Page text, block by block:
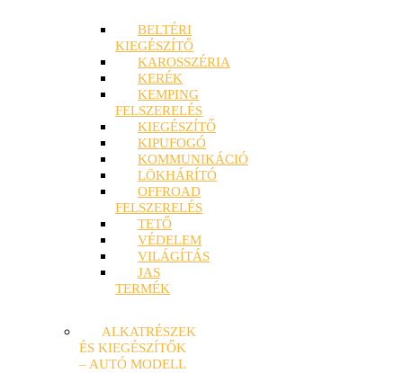
BELTÉRI
KIEGÉSZÍTŐ
KAROSSZÉRIA
KERÉK
KEMPING
FELSZERELÉS
KIEGÉSZÍTŐ
KIPUFOGÓ
KOMMUNIKÁCIÓ
LÖKHÁRÍTÓ
OFFROAD
FELSZERELÉS
TETŐ
VÉDELEM
VILÁGÍTÁS
JAS
TERMÉK
ALKATRÉSZEK
ÉS KIEGÉSZÍTŐK
– AUTÓ MODELL